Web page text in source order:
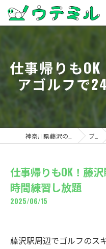
仕事帰りも
アゴルフで
ブログ
仕事帰りもOK！藤
時間練習し放題
2025/06/15
藤沢駅周辺でゴルフのス